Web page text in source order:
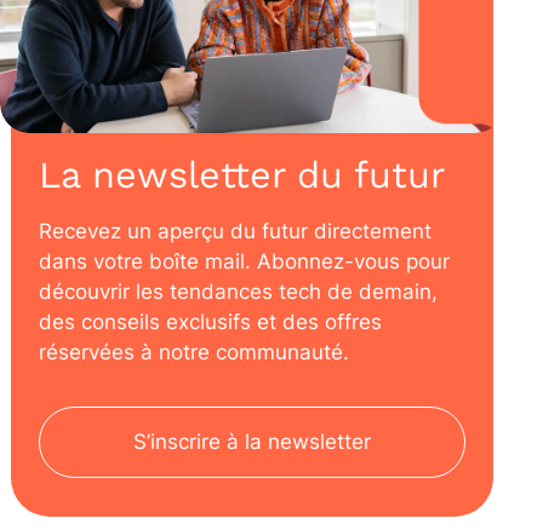
La newsletter du futur
Recevez un aperçu du futur directement
dans votre boîte mail. Abonnez-vous pour
découvrir les tendances tech de demain,
des conseils exclusifs et des offres
réservées à notre communauté.
S’inscrire à la newsletter